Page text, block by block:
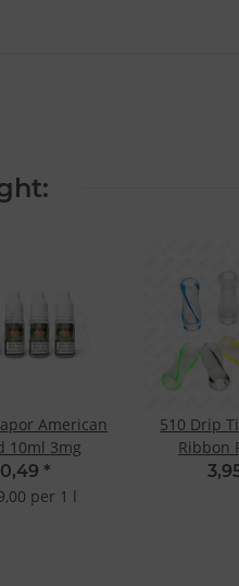
American
Blend 10ml 3mg
*
per 1 l
510 Drip
Ribbon